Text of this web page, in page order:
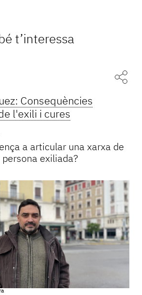
t’interessa
Consequències
l'exili i cures
a articular una xarxa de
exiliada?